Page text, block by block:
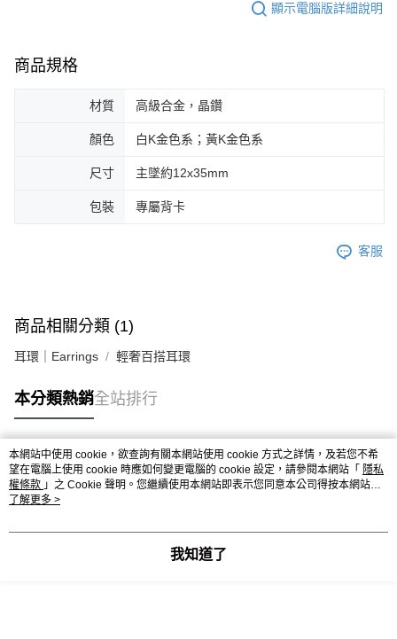
顯示電腦版詳細說明
商品規格
材質 高級合金，晶鑽
顏色 白K金色系；黃K金色系
尺寸 主墜約12x35mm
包裝 專屬背卡
客服
商品相關分類 (1)
耳環｜Earrings 輕奢百搭耳環
本分類熱銷全站排行
熱門標籤
本網站中使用 cookie，欲查詢有關本網站使用 cookie 方式之詳情，及若您不希
望在電腦上使用 cookie 時應如何變更電腦的 cookie 設定，請參閱本網站「 隱私
權條款 」之 Cookie 聲明。您繼續使用本網站即表示您同意本公司得按本網站使
用條款之 Cookie 聲明使用 cookie。
了解更多 >
我知道了